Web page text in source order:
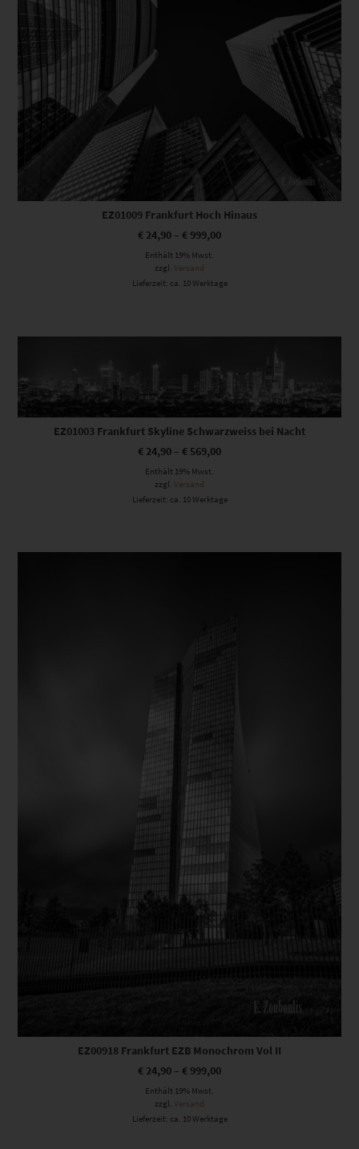
EZ01009 Frankfurt Hoch Hinaus
€ 24,90 – € 999,00
Enthält 19% Mwst.
zzgl. Versand
Lieferzeit: ca. 10 Werktage
Dieses Produkt weist mehrere Varianten auf. Die Optionen können auf der Produktseite gewählt werden
EZ01003 Frankfurt Skyline Schwarzweiss bei Nacht
€ 24,90 – € 569,00
Enthält 19% Mwst.
zzgl.
Versand
Lieferzeit: ca. 10 Werktage
Dieses Produkt weist mehrere Varianten auf. Die Optionen können auf der Produktseite gewählt werden
EZ00918 Frankfurt EZB Monochrom Vol II
€ 24,90 – € 999,00
Enthält 19% Mwst.
zzgl. Versand
Lieferzeit: ca. 10 Werktage